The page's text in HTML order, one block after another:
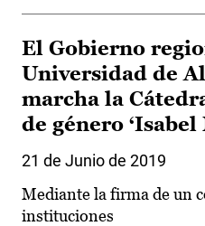
El Gobierno
Universidad de
marcha la
de género ‘Isabel
21 de Junio de 2019
Mediante la firma de un
instituciones